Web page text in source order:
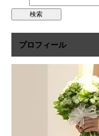
プロフィール